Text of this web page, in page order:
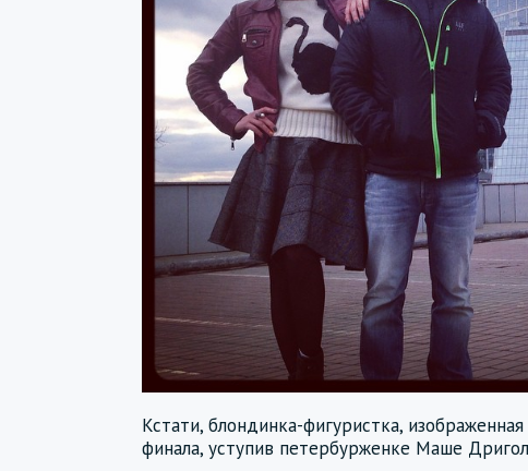
Кстати, блондинка-фигуристка,
финала, уступив петербурженке Маше